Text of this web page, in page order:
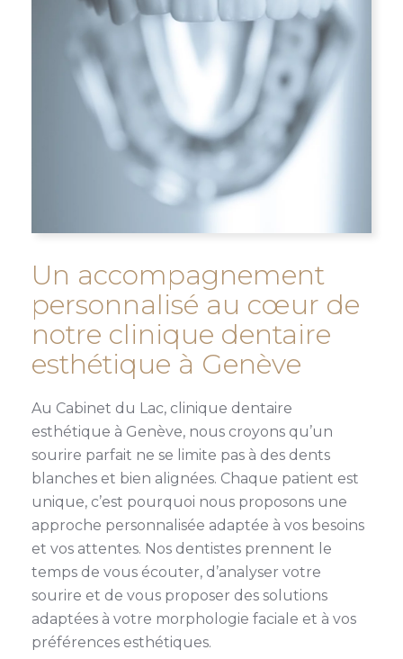
Un accompagnement
personnalisé au cœur de
notre clinique dentaire
esthétique à Genève
Au Cabinet du Lac, clinique dentaire
esthétique à Genève, nous croyons qu’un
sourire parfait ne se limite pas à des dents
blanches et bien alignées. Chaque patient est
unique, c’est pourquoi nous proposons une
approche personnalisée adaptée à vos besoins
et vos attentes. Nos dentistes prennent le
temps de vous écouter, d’analyser votre
sourire et de vous proposer des solutions
adaptées à votre morphologie faciale et à vos
préférences esthétiques.